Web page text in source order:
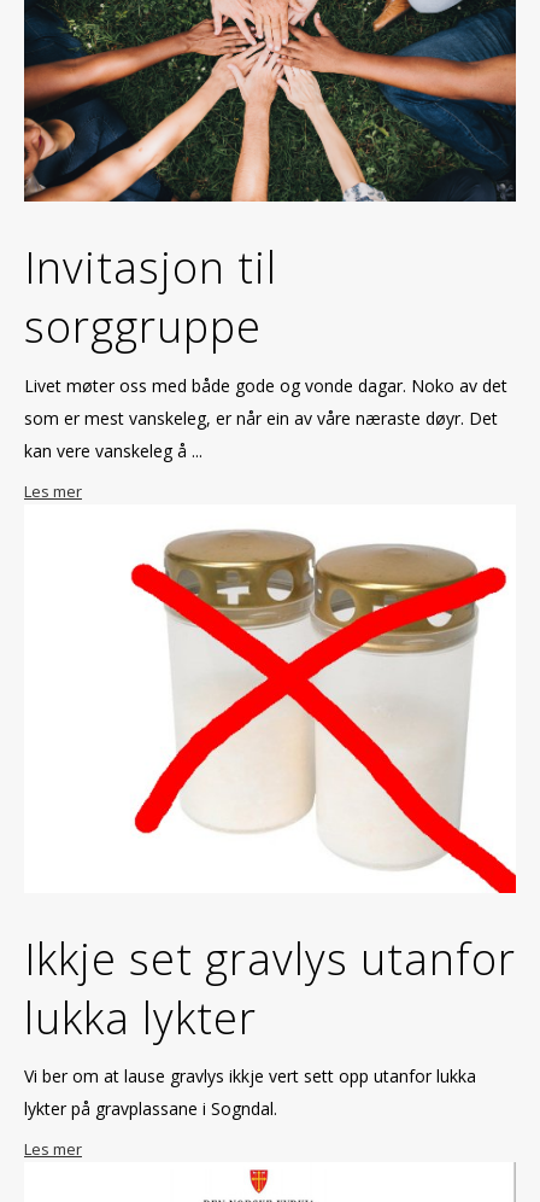
Invitasjon til
sorggruppe
Livet møter oss med både gode og vonde dagar. Noko av det
som er mest vanskeleg, er når ein av våre næraste døyr. Det
kan vere vanskeleg å ...
Les mer
Ikkje set gravlys utanfor
lukka lykter
Vi ber om at lause gravlys ikkje vert sett opp utanfor lukka
lykter på gravplassane i Sogndal.
Les mer